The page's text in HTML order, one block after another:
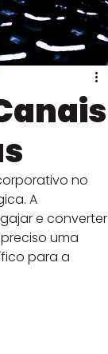
no
A
e converter
uma
para a